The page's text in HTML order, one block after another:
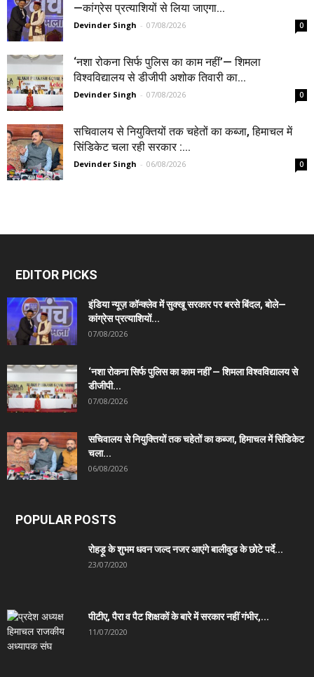
—कांग्रेस प्रत्याशियों से लिया जाएगा...
Devinder Singh - 07/08/2026 0
‘नशा रोकना सिर्फ पुलिस का काम नहीं’— शिमला
विश्वविद्यालय से डीजीपी अशोक तिवारी का...
Devinder Singh - 07/08/2026 0
सचिवालय से नियुक्तियों तक चहेतों का कब्जा, हिमाचल में
सिंडिकेट चला रही सरकार :...
Devinder Singh - 06/08/2026 0
EDITOR PICKS
इंडिया न्यूज़ कॉन्क्लेव में सुक्खू सरकार पर बरसे बिंदल, बोले—
कांग्रेस प्रत्याशियों...
07/08/2026
‘नशा रोकना सिर्फ पुलिस का काम नहीं’— शिमला विश्वविद्यालय से
डीजीपी...
07/08/2026
सचिवालय से नियुक्तियों तक चहेतों का कब्जा, हिमाचल में सिंडिकेट
चला...
06/08/2026
POPULAR POSTS
रोहड़ू के शुभम धवन जल्द नजर आएंगे बालीवुड के छोटे पर्दे...
23/07/2020
पीटीए, पैरा व पैट शिक्षकों के बारे में सरकार नहीं गंभीर,...
11/07/2020